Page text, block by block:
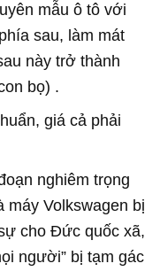
mẫu ô tô với
sau, làm mát
này trở thành
bọ) .
giá cả phải
nghiêm trọng
máy Volkswagen bị
cho Đức quốc xã,
người” bị tạm gác